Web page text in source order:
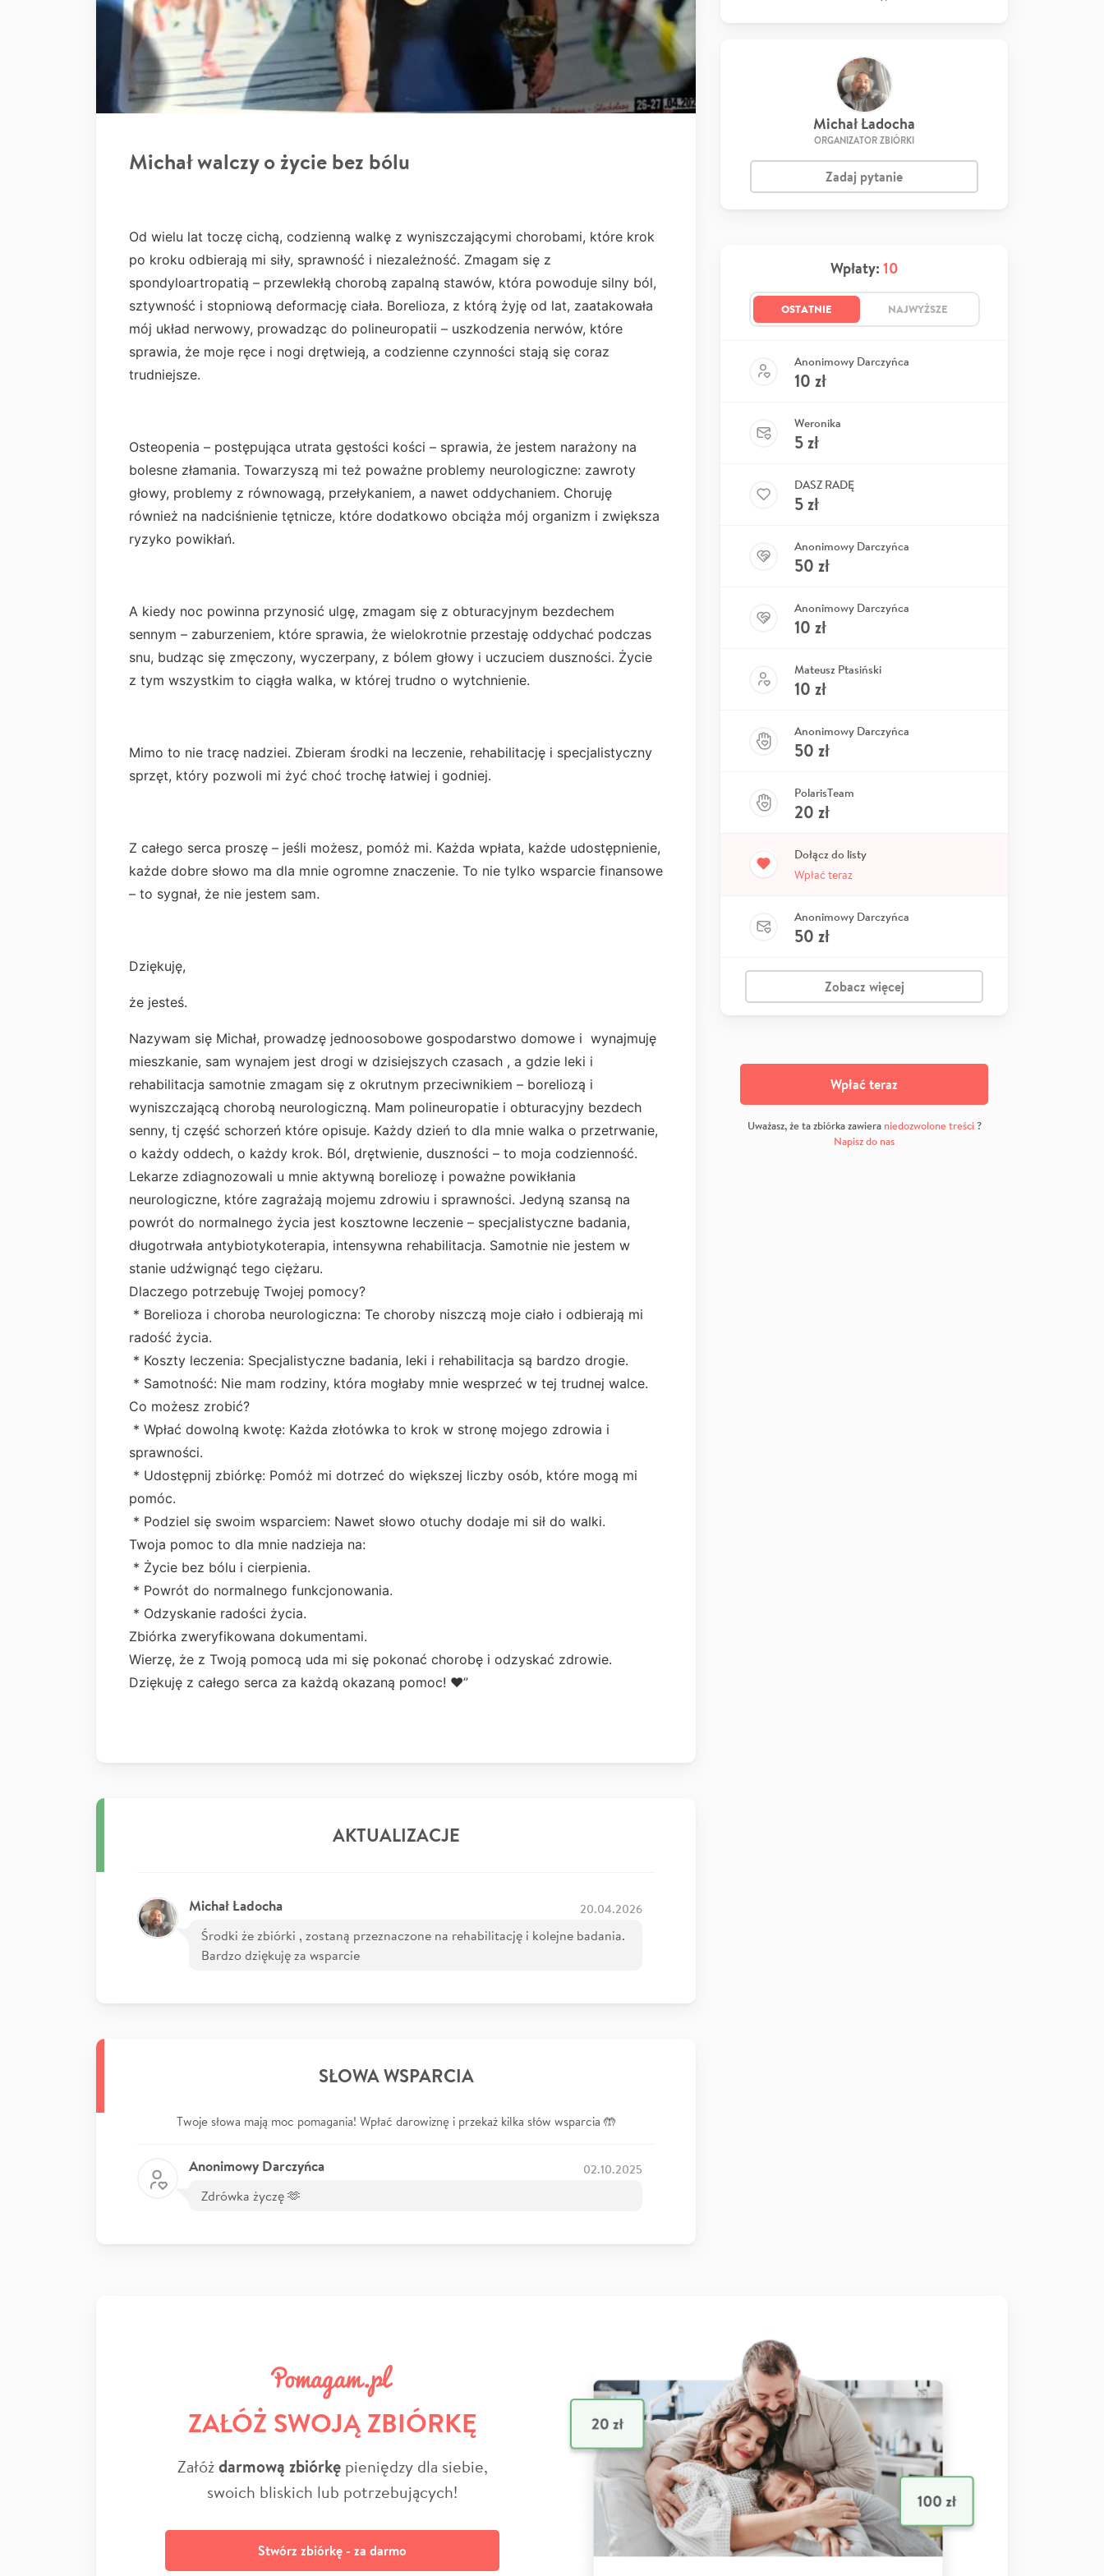
Michał walczy o życie bez bólu
Od wielu lat toczę cichą, codzienną walkę z wyniszczającymi chorobami, które krok
po kroku odbierają mi siły, sprawność i niezależność. Zmagam się z
spondyloartropatią – przewlekłą chorobą zapalną stawów, która powoduje silny ból,
sztywność i stopniową deformację ciała. Borelioza, z którą żyję od lat, zaatakowała
mój układ nerwowy, prowadząc do polineuropatii – uszkodzenia nerwów, które
sprawia, że moje ręce i nogi drętwieją, a codzienne czynności stają się coraz
trudniejsze.
Osteopenia – postępująca utrata gęstości kości – sprawia, że jestem narażony na
bolesne złamania. Towarzyszą mi też poważne problemy neurologiczne: zawroty
głowy, problemy z równowagą, przełykaniem, a nawet oddychaniem. Choruję
również na nadciśnienie tętnicze, które dodatkowo obciąża mój organizm i zwiększa
ryzyko powikłań.
A kiedy noc powinna przynosić ulgę, zmagam się z obturacyjnym bezdechem
sennym – zaburzeniem, które sprawia, że wielokrotnie przestaję oddychać podczas
snu, budząc się zmęczony, wyczerpany, z bólem głowy i uczuciem duszności. Życie
z tym wszystkim to ciągła walka, w której trudno o wytchnienie.
Mimo to nie tracę nadziei. Zbieram środki na leczenie, rehabilitację i specjalistyczny
sprzęt, który pozwoli mi żyć choć trochę łatwiej i godniej.
Z całego serca proszę – jeśli możesz, pomóż mi. Każda wpłata, każde udostępnienie,
każde dobre słowo ma dla mnie ogromne znaczenie. To nie tylko wsparcie finansowe
– to sygnał, że nie jestem sam.
Dziękuję,
że jesteś.
Nazywam się Michał, prowadzę jednoosobowe gospodarstwo domowe i wynajmuję
mieszkanie, sam wynajem jest drogi w dzisiejszych czasach , a gdzie leki i
rehabilitacja samotnie zmagam się z okrutnym przeciwnikiem – boreliozą i
wyniszczającą chorobą neurologiczną. Mam polineuropatie i obturacyjny bezdech
senny, tj część schorzeń które opisuje. Każdy dzień to dla mnie walka o przetrwanie,
o każdy oddech, o każdy krok. Ból, drętwienie, duszności – to moja codzienność.
Lekarze zdiagnozowali u mnie aktywną boreliozę i poważne powikłania
neurologiczne, które zagrażają mojemu zdrowiu i sprawności. Jedyną szansą na
powrót do normalnego życia jest kosztowne leczenie – specjalistyczne badania,
długotrwała antybiotykoterapia, intensywna rehabilitacja. Samotnie nie jestem w
stanie udźwignąć tego ciężaru.
Dlaczego potrzebuję Twojej pomocy?
* Borelioza i choroba neurologiczna: Te choroby niszczą moje ciało i odbierają mi
radość życia.
* Koszty leczenia: Specjalistyczne badania, leki i rehabilitacja są bardzo drogie.
* Samotność: Nie mam rodziny, która mogłaby mnie wesprzeć w tej trudnej walce.
Co możesz zrobić?
* Wpłać dowolną kwotę: Każda złotówka to krok w stronę mojego zdrowia i
sprawności.
* Udostępnij zbiórkę: Pomóż mi dotrzeć do większej liczby osób, które mogą mi
pomóc.
* Podziel się swoim wsparciem: Nawet słowo otuchy dodaje mi sił do walki.
Twoja pomoc to dla mnie nadzieja na:
* Życie bez bólu i cierpienia.
* Powrót do normalnego funkcjonowania.
* Odzyskanie radości życia.
Zbiórka zweryfikowana dokumentami.
Wierzę, że z Twoją pomocą uda mi się pokonać chorobę i odzyskać zdrowie.
Dziękuję z całego serca za każdą okazaną pomoc! ❤️”
AKTUALIZACJE
Michał Ładocha 20.04.2026
Środki że zbiórki , zostaną przeznaczone na rehabilitację i kolejne badania.
Bardzo dziękuję za wsparcie
SŁOWA WSPARCIA
Twoje słowa mają moc pomagania! Wpłać darowiznę i przekaż kilka słów wsparcia 🤲
Anonimowy Darczyńca 02.10.2025
Zdrówka życzę 🫶
Michał Ładocha
ORGANIZATOR ZBIÓRKI
Zadaj pytanie
Wpłaty: 10
OSTATNIE NAJWYŻSZE
Anonimowy Darczyńca
10 zł
Weronika
5zł
DASZ RADĘ
5zł
Anonimowy Darczyńca
50 zł
Anonimowy Darczyńca
10 zł
Mateusz Ptasiński
10 zł
Anonimowy Darczyńca
50 zł
PolarisTeam
20 zł
Dołącz do listy
Wpłać teraz
Anonimowy Darczyńca
50 zł
Zobacz więcej
Wpłać teraz
Uważasz, że ta zbiórka zawiera niedozwolone treści?
Napisz do nas
ZAŁÓŻ SWOJĄ ZBIÓRKĘ
Załóżdarmową zbiórkępieniędzy dla siebie,
swoich bliskich lub potrzebujących!
Stwórz zbiórkę - za darmo